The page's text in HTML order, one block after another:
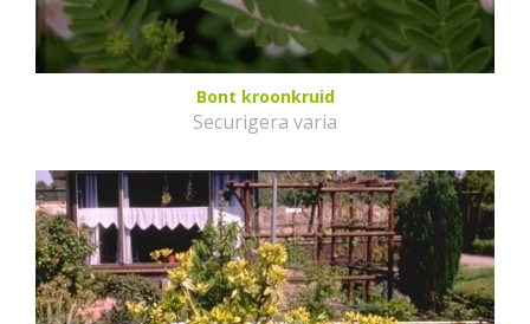
Bont kroonkruid
Securigera varia